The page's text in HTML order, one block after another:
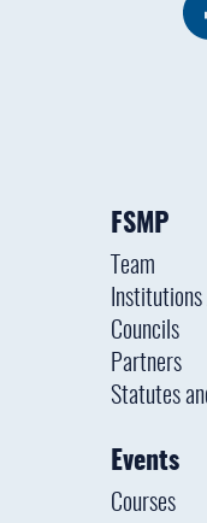
FSMP
Team
Councils
Partners
Statutes
Events
Courses